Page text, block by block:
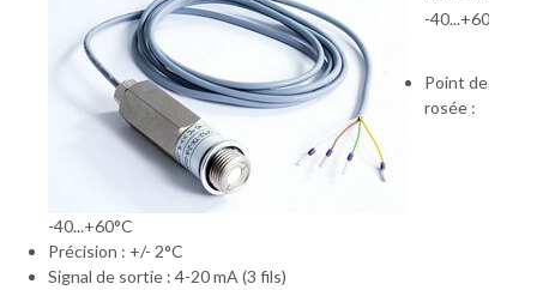
-40...+60°C
Point de
rosée :
-40...+60°C
Précision : +/- 2°C
Signal de sortie : 4-20 mA (3 fils)